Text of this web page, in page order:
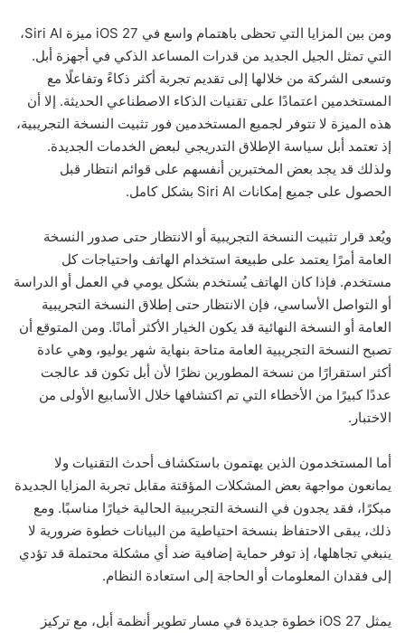
ومن بين المزايا التي تحظى باهتمام واسع في iOS 27 ميزة Siri AI،
التي تمثل الجيل الجديد من قدرات المساعد الذكي في أجهزة أبل.
وتسعى الشركة من خلالها إلى تقديم تجربة أكثر ذكاءً وتفاعلًا مع
المستخدمين اعتمادًا على تقنيات الذكاء الاصطناعي الحديثة. إلا أن
هذه الميزة لا تتوفر لجميع المستخدمين فور تثبيت النسخة التجريبية،
إذ تعتمد أبل سياسة الإطلاق التدريجي لبعض الخدمات الجديدة.
ولذلك قد يجد بعض المختبرين أنفسهم على قوائم انتظار قبل
الحصول على جميع إمكانات Siri AI بشكل كامل.
ويُعد قرار تثبيت النسخة التجريبية أو الانتظار حتى صدور النسخة
العامة أمرًا يعتمد على طبيعة استخدام الهاتف واحتياجات كل
مستخدم. فإذا كان الهاتف يُستخدم بشكل يومي في العمل أو الدراسة
أو التواصل الأساسي، فإن الانتظار حتى إطلاق النسخة التجريبية
العامة أو النسخة النهائية قد يكون الخيار الأكثر أمانًا. ومن المتوقع أن
تصبح النسخة التجريبية العامة متاحة بنهاية شهر يوليو، وهي عادة
أكثر استقرارًا من نسخة المطورين نظرًا لأن أبل تكون قد عالجت
عددًا كبيرًا من الأخطاء التي تم اكتشافها خلال الأسابيع الأولى من
الاختبار.
أما المستخدمون الذين يهتمون باستكشاف أحدث التقنيات ولا
يمانعون مواجهة بعض المشكلات المؤقتة مقابل تجربة المزايا الجديدة
مبكرًا، فقد يجدون في النسخة التجريبية الحالية خيارًا مناسبًا. ومع
ذلك، يبقى الاحتفاظ بنسخة احتياطية من البيانات خطوة ضرورية لا
ينبغي تجاهلها، إذ توفر حماية إضافية ضد أي مشكلة محتملة قد تؤدي
إلى فقدان المعلومات أو الحاجة إلى استعادة النظام.
يمثل iOS 27 خطوة جديدة في مسار تطوير أنظمة أبل، مع تركيز